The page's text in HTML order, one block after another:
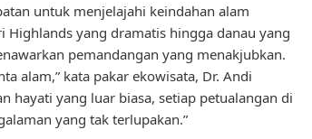
untuk menjelajahi keindahan alam
Highlands yang dramatis hingga danau yang
pemandangan yang menakjubkan.
alam,” kata pakar ekowisata, Dr. Andi
hayati yang luar biasa, setiap petualangan di
yang tak terlupakan.”